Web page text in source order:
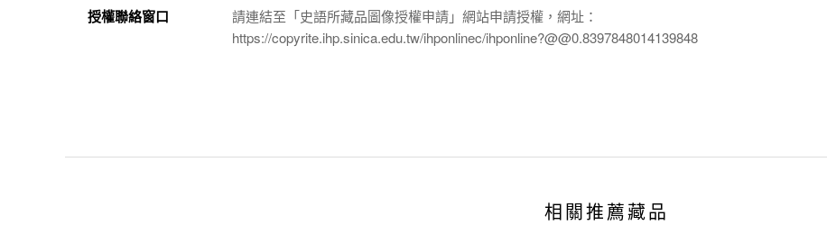
授權聯絡窗口
請連結至「史語所藏品圖像授權申請」網站申請授權，網址：
https://copyrite.ihp.sinica.edu.tw/ihponlinec/ihponline?@@0.8397848014139848
相關推薦藏品